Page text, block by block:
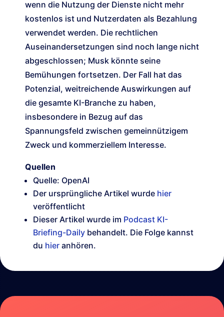
wenn die Nutzung der Dienste nicht mehr
kostenlos ist und Nutzerdaten als Bezahlung
verwendet werden. Die rechtlichen
Auseinandersetzungen sind noch lange nicht
abgeschlossen; Musk könnte seine
Bemühungen fortsetzen. Der Fall hat das
Potenzial, weitreichende Auswirkungen auf
die gesamte KI-Branche zu haben,
insbesondere in Bezug auf das
Spannungsfeld zwischen gemeinnützigem
Zweck und kommerziellem Interesse.
Quellen
Quelle: OpenAI
Der ursprüngliche Artikel wurde hier
veröffentlicht
Dieser Artikel wurde im Podcast KI-
Briefing-Daily behandelt. Die Folge kannst
du hier anhören.